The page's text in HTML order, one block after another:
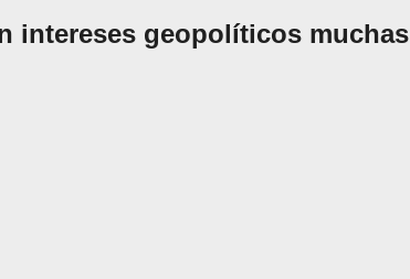
intereses geopolíticos muchas